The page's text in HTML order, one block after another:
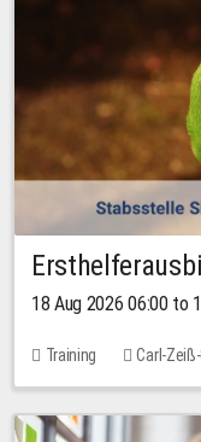
18 Aug 2026 06:00 to
Training Carl-